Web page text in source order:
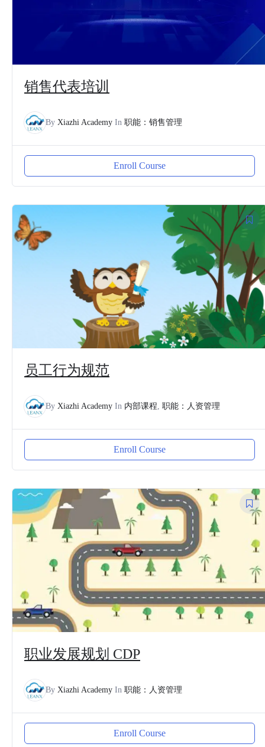
销售代表培训
By Xiazhi Academy In 职能：销售管理
Enroll Course
员工行为规范
By Xiazhi Academy In 内部课程, 职能：人资管理
Enroll Course
职业发展规划 CDP
By Xiazhi Academy In 职能：人资管理
Enroll Course